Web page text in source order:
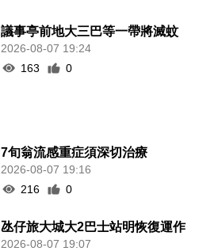
議事亭前地大三巴等一帶將滅蚊
2026-08-07 19:24
163
0
7旬翁流感重症須深切治療
2026-08-07 19:16
216
0
氹仔旅大城大2巴士站明恢復運作
2026-08-07 19:07